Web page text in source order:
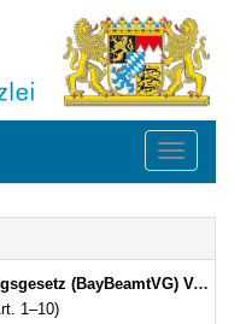
Toggle
(GVBl. S. 410, 528, 764) BayRS 2033-1-1-F (Art. 1–118)
1–10)